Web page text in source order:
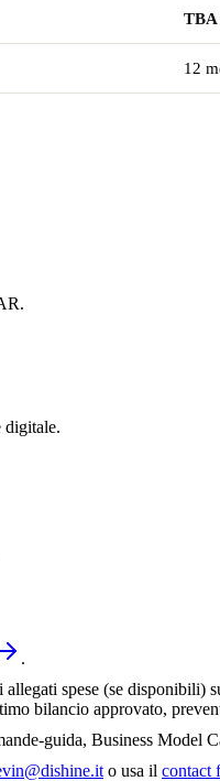
TBA
12
digitale.
.
allegati spese (se disponibili)
bilancio approvato,
guida, Business Model
o usa il contact